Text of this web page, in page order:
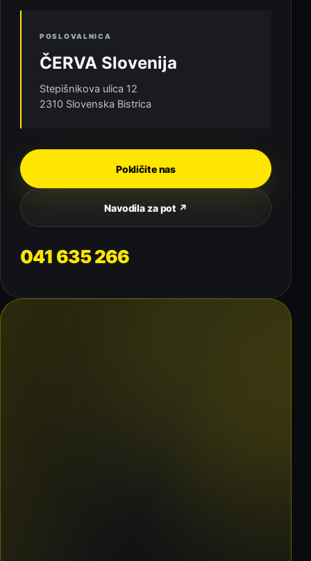
POSLOVALNICA
ČERVA Slovenija
Stepišnikova ulica 12
2310 Slovenska Bistrica
Pokličite nas
Navodila za pot ↗
041 635 266